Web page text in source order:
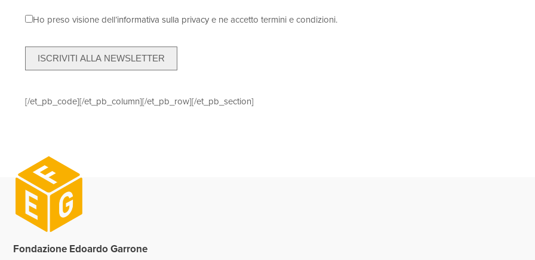
Ho preso visione dell’informativa sulla privacye ne accetto termini e condizioni.
ISCRIVITI ALLA NEWSLETTER
[/et_pb_code][/et_pb_column][/et_pb_row][/et_pb_section]
Fondazione Edoardo Garrone